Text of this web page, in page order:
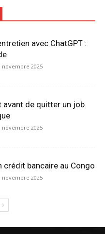
avec ChatGPT :
novembre 2025
avant de quitter un job
novembre 2025
crédit bancaire au Congo
novembre 2025